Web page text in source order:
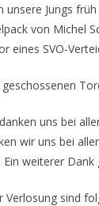
unsere Jungs
von Michel
eines SVO-
uns bei
wir uns bei
Ein weiterer
Verlosung sind